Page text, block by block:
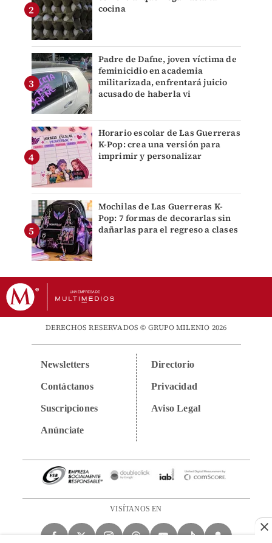
cocina
Padre de Dafne, joven víctima de
feminicidio en academia
militarizada, enfrentará juicio
acusado de haberla vi
Horario escolar de Las Guerreras
K-Pop: crea una versión para
imprimir y personalizar
Mochilas de Las Guerreras K-
Pop: 7 formas de decorarlas sin
dañarlas para el regreso a clases
DERECHOS RESERVADOS © GRUPO MILENIO 2026
Newsletters
Contáctanos
Suscripciones
Anúnciate
Directorio
Privacidad
Aviso Legal
VISÍTANOS EN